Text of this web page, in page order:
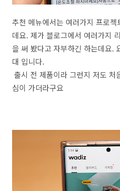
추천 메뉴에서는 여러가지 프로
데요. 제가 블로그에서 여러가지
을 써 봤다고 자부하긴 하는데요.
대 입니다.
출시 전 제품이라 그런지 저도 처
심이 가더라구요